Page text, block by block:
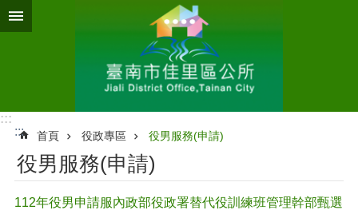
跳到主要內容區塊
:::
:::
首頁 役政專區 役男服務(申請)
役男服務(申請)
112年役男申請服內政部役政署替代役訓練班管理幹部甄選